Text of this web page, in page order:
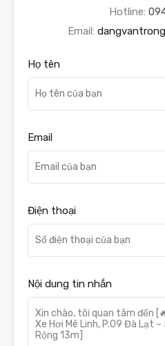
Hotline:
Email:
Họ tên
Email
Điện thoại
Nội dung tin nhắn